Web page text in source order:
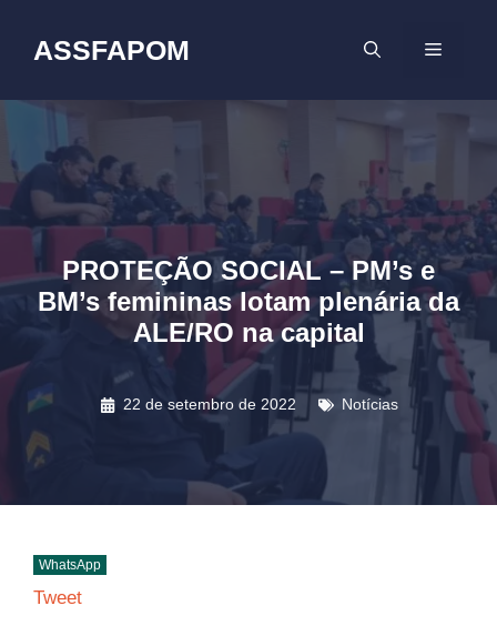
conteúdo
ASSFAPOM MENU
PROTEÇÃO SOCIAL – PM’s e
BM’s femininas lotam plenária da
ALE/RO na capital
22 de setembro de 2022 Notícias
WhatsApp
Tweet